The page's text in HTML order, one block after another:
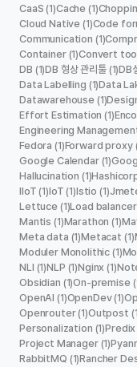
CaaS (1)Cache (1)
Cloud Native (1)Code
Communication (1)
Container (1)Convert
DB (1)DB 형상 관리툴 (1)DB
Data Labelling (1)Data
Datawarehouse (1)
Effort Estimation (1)
Engineering
Fedora (1)Forward proxy
Google Calendar (1)
Hallucination (1)
IIoT (1)IoT (1)Istio (1)
Lettuce (1)Load balancer
Mantis (1)Marathon (1)
Meta data (1)Metacat (1)
Moduler Monolithic (1)
NLI (1)NLP (1)Nginx (1)
Obsidian (1)On-premise
OpenAI (1)OpenDev (1)
Openrouter (1)Outpost
Personalization (1)Predix
Project Manager (1)
RabbitMQ (1)Rancher